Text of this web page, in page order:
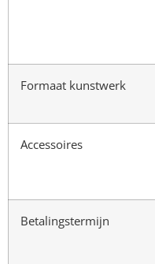
Formaat kunstwerk
Accessoires
Betalingstermijn